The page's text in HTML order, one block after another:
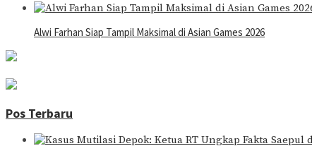
Alwi Farhan Siap Tampil Maksimal di Asian Games 2026
Pos Terbaru